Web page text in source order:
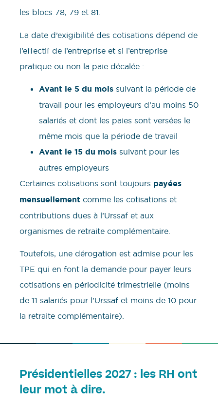
les blocs 78, 79 et 81.
La date d’exigibilité des cotisations dépend de
l’effectif de l’entreprise et si l’entreprise
pratique ou non la paie décalée :
Avant le 5 du mois suivant la période de
travail pour les employeurs d’au moins 50
salariés et dont les paies sont versées le
même mois que la période de travail
Avant le 15 du mois suivant pour les
autres employeurs
Certaines cotisations sont toujours payées
mensuellement comme les cotisations et
contributions dues à l’Urssaf et aux
organismes de retraite complémentaire.
Toutefois, une dérogation est admise pour les
TPE qui en font la demande pour payer leurs
cotisations en périodicité trimestrielle (moins
de 11 salariés pour l’Urssaf et moins de 10 pour
la retraite complémentaire).
Présidentielles 2027 : les RH ont
leur mot à dire.